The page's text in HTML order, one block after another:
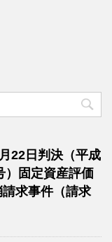
22日判決（平成
）固定資産評価
求事件（請求